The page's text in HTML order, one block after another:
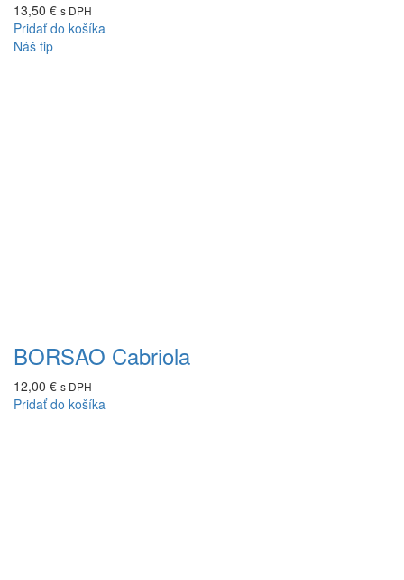
13,50 € s DPH
Pridať do košíka
Náš tip
BORSAO Cabriola
12,00 € s DPH
Pridať do košíka